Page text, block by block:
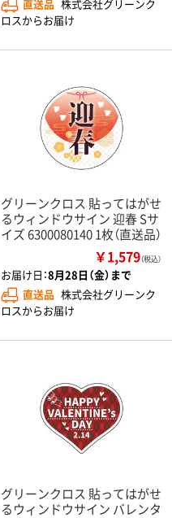
直送品 株式会社グリーンク
ロスからお届け
グリーンクロス 貼ってはがせ
るウィンドウサイン 迎春 Sサ
イズ 6300080140 1枚（直送品）
￥1,579（税込）
お届け日：8月28日（金）まで
直送品 株式会社グリーンク
ロスからお届け
グリーンクロス 貼ってはがせ
るウィンドウサイン バレンタ